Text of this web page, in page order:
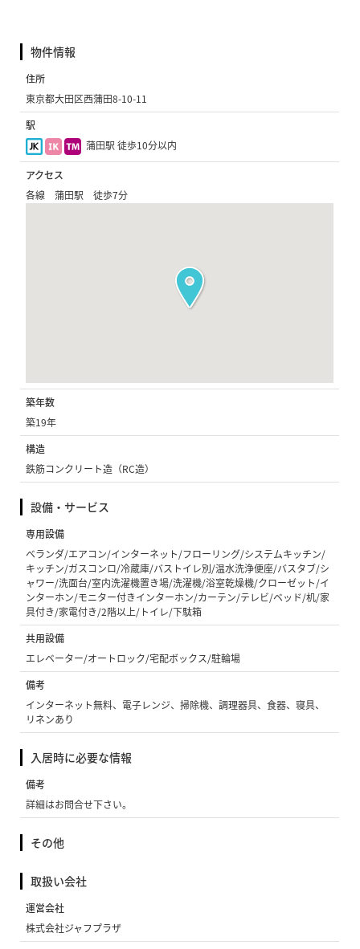
物件情報
住所
東京都大田区西蒲田8-10-11
駅
蒲田駅 徒歩10分以内
アクセス
各線 蒲田駅 徒歩7分
築年数
築19年
構造
鉄筋コンクリート造（RC造）
設備・サービス
専用設備
ベランダ/エアコン/インターネット/フローリング/システムキッチン/
キッチン/ガスコンロ/冷蔵庫/バストイレ別/温水洗浄便座/バスタブ/シ
ャワー/洗面台/室内洗濯機置き場/洗濯機/浴室乾燥機/クローゼット/イ
ンターホン/モニター付きインターホン/カーテン/テレビ/ベッド/机/家
具付き/家電付き/2階以上/トイレ/下駄箱
共用設備
エレベーター/オートロック/宅配ボックス/駐輪場
備考
インターネット無料、電子レンジ、掃除機、調理器具、食器、寝具、
リネンあり
入居時に必要な情報
備考
詳細はお問合せ下さい。
その他
取扱い会社
運営会社
株式会社ジャフプラザ